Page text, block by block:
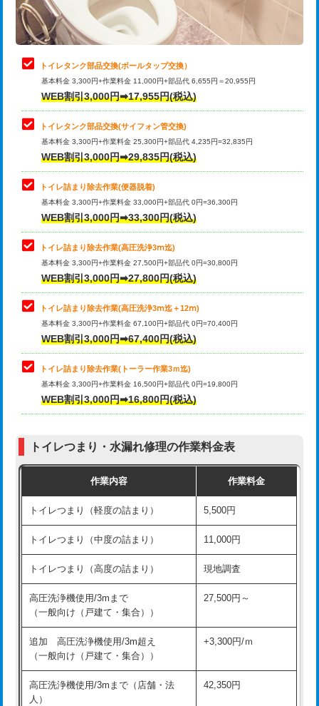
トイレタンク部品交換(ボールタップ交換）
基本料金 3,300円+作業料金 11,000円+部品代 6,655円＝20,955円
WEB割引3,000円➡17,955円(税込)
トイレタンク部品交換(サイフォン管交換)
基本料金 3,300円+作業料金 25,300円+部品代 4,235円=32,835円
WEB割引3,000円➡29,835円(税込)
トイレ詰まり除去作業(便器脱着)
基本料金 3,300円+作業料金 33,000円+部品代 0円=36,300円
WEB割引3,000円➡33,300円(税込)
トイレ詰まり除去作業(高圧洗浄3ⅿ迄)
基本料金 3,300円+作業料金 27,500円+部品代 0円=30,800円
WEB割引3,000円➡27,800円(税込)
トイレ詰まり除去作業(高圧洗浄3ⅿ迄＋12ⅿ)
基本料金 3,300円+作業料金 67,100円+部品代 0円=70,400円
WEB割引3,000円➡67,400円(税込)
トイレ詰まり除去作業(トーラー作業3ｍ迄)
基本料金 3,300円+作業料金 16,500円+部品代 0円=19,800円
WEB割引3,000円➡16,800円(税込)
トイレつまり・水漏れ修理の作業料金表
作業内容 作業料金
トイレつまり（軽度の詰まり） 5,500円
トイレつまり（中度の詰まり） 11,000円
トイレつまり（高度の詰まり） 現地調査
高圧洗浄機使用/3mまで
（一般向け（戸建て・集合））
27,500円～
追加 高圧洗浄機使用/3m超え
（一般向け（戸建て・集合））
+3,300円/ｍ
高圧洗浄機使用/3mまで（店舗・法
人）
42,350円